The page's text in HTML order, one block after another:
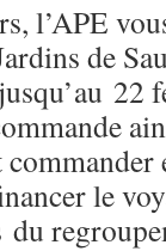
l’APE
de
22
le